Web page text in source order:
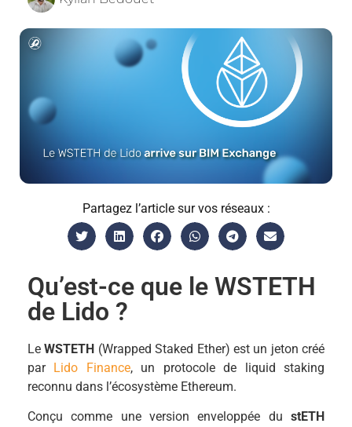
Partagez l’article sur vos réseaux :
Qu’est-ce que le WSTETH
de Lido ?
LeWSTETH (Wrapped Staked Ether) est un jeton créé
par Lido Finance, un protocole de liquid staking
reconnu dans l’écosystème Ethereum.
Conçu comme une version enveloppée du stETH